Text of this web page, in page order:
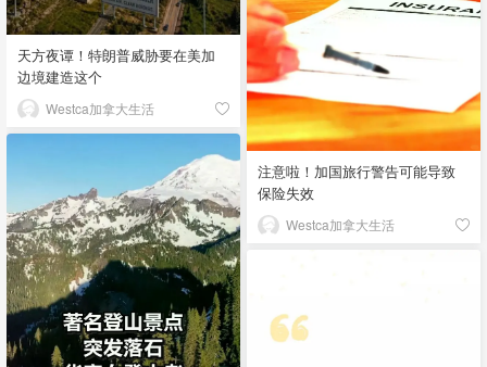
天方夜谭！特朗普威胁要在美加
边境建造这个
Westca加拿大生活
注意啦！加国旅行警告可能导致
保险失效
Westca加拿大生活